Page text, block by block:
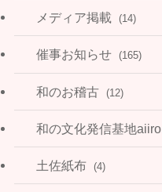
メディア掲載 (14)
催事お知らせ (165)
和のお稽古 (12)
和の文化発信基地aiiro
土佐紙布 (4)